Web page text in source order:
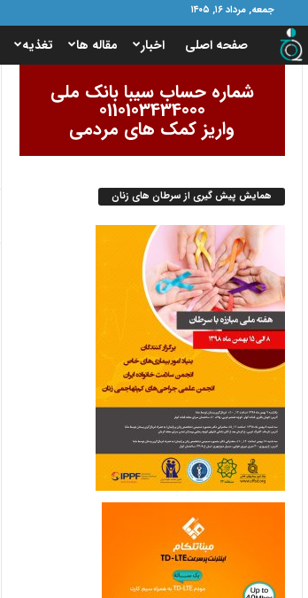
جمعه, مرداد ۱۶, ۱۴۰۵
ا
د
م
و
ر
ی
م
ی
صفحه اصلی اخبار مقاله ها تغذیه
شماره حساب سیبا بانک ملی
0110103434000
واریز کمک های مردمی
همایش پیش گیری از سرطان های زنان